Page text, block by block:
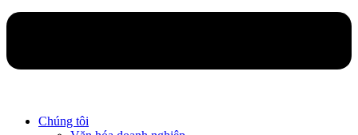
Chúng tôi